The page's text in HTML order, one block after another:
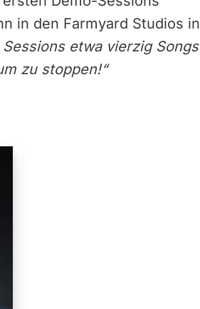
in den Farmyard Studios in
etwa vierzig Songs
zu stoppen!“